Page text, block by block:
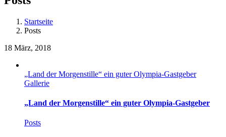
Startseite
Posts
18 März, 2018
„Land der Morgenstille“ ein guter Olympia-Gastgeber
Gallerie
„Land der Morgenstille“ ein guter Olympia-Gastgeber
Posts